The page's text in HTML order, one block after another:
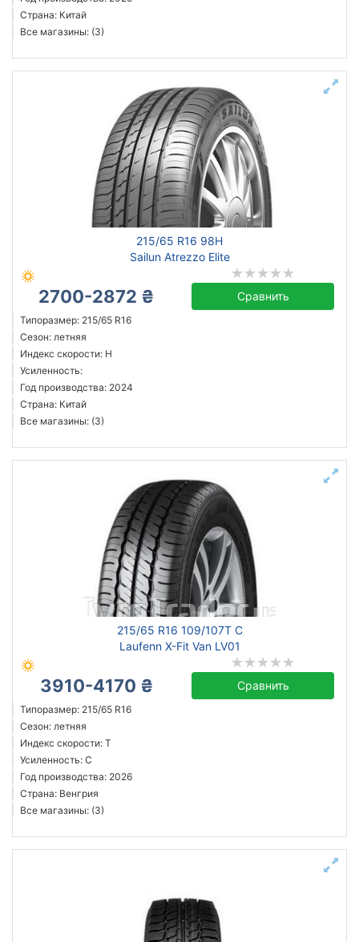
Страна: Китай
Все магазины: (3)
215/65 R16 98H
Sailun Atrezzo Elite
2700-2872 ₴ Сравнить
Типоразмер: 215/65 R16
Сезон: летняя
Индекс скорости: H
Усиленность:
Год производства: 2024
Страна: Китай
Все магазины: (3)
215/65 R16 109/107T C
Laufenn X-Fit Van LV01
3910-4170 ₴ Сравнить
Типоразмер: 215/65 R16
Сезон: летняя
Индекс скорости: T
Усиленность: C
Год производства: 2026
Страна: Венгрия
Все магазины: (3)